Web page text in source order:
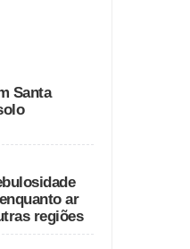
Santa
ar
regiões